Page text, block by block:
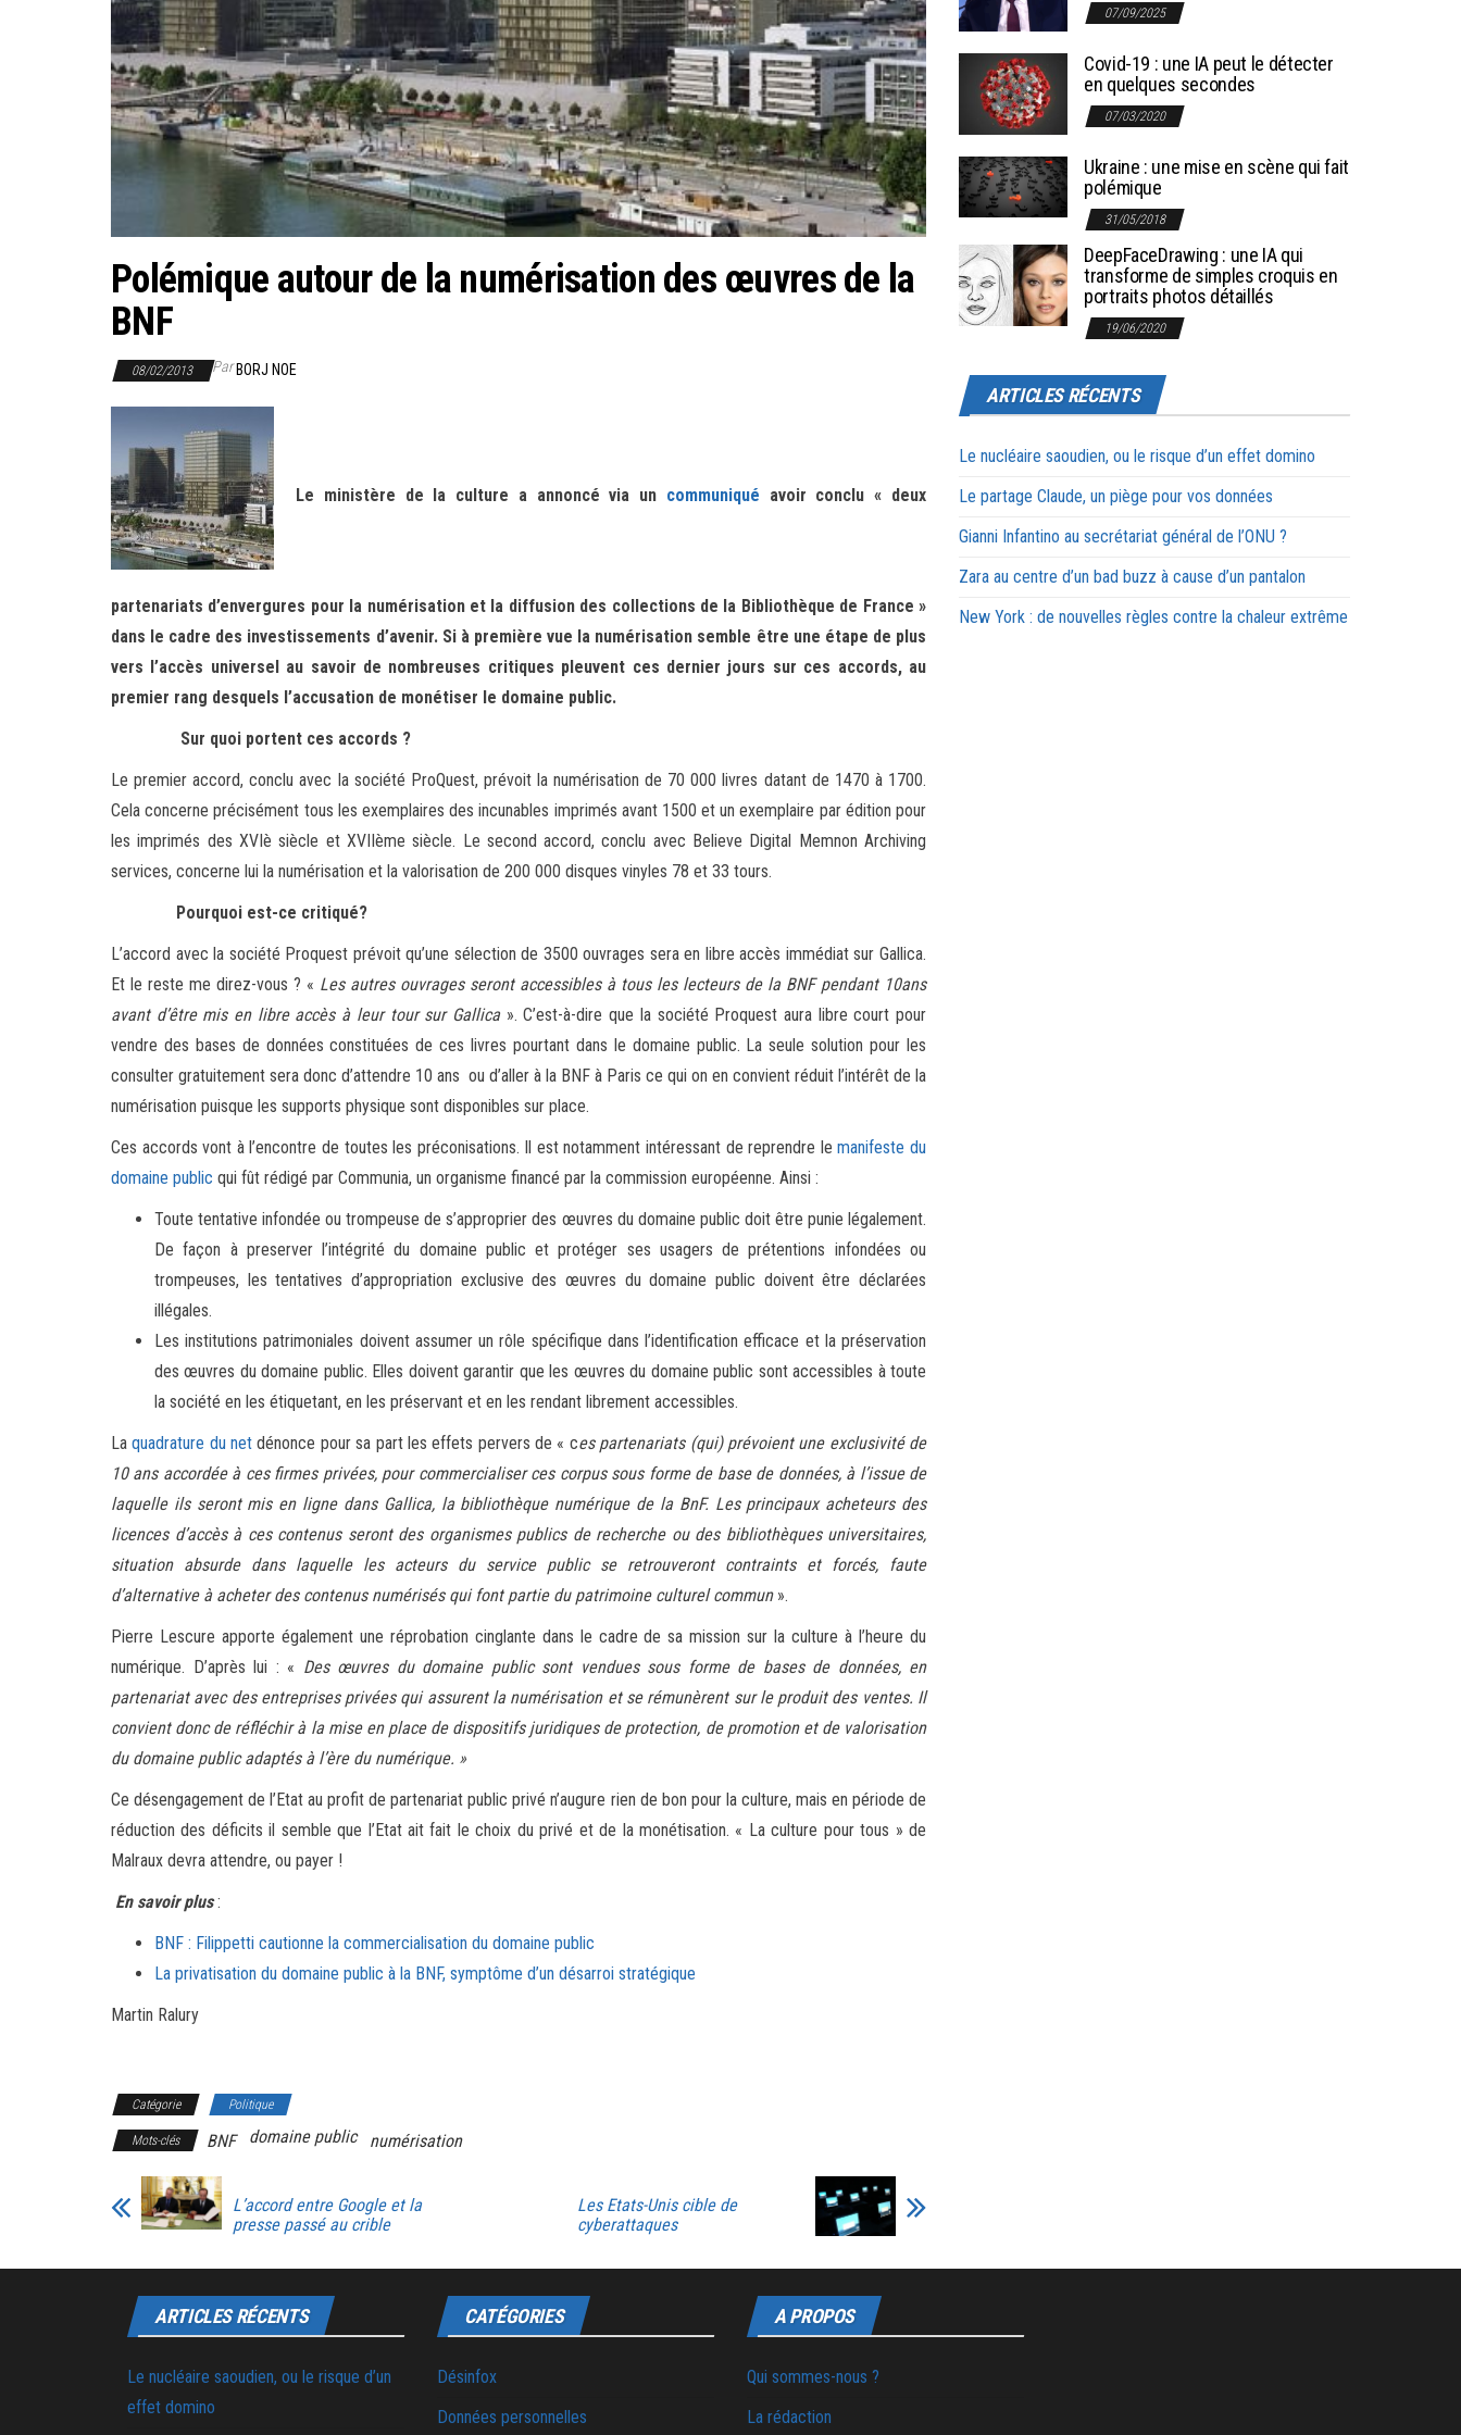
Polémique autour de la numérisation des œuvres de la
BNF
08/02/2013 ParBORJ NOE
Le ministère de la culture a annoncé via un communiqué avoir conclu « deux
partenariats d’envergures pour la numérisation et la diffusion des collections de la Bibliothèque de France »
dans le cadre des investissements d’avenir. Si à première vue la numérisation semble être une étape de plus
vers l’accès universel au savoir de nombreuses critiques pleuvent ces dernier jours sur ces accords, au
premier rang desquels l’accusation de monétiser le domaine public.
Sur quoi portent ces accords ?
Le premier accord, conclu avec la société ProQuest, prévoit la numérisation de 70 000 livres datant de 1470 à 1700.
Cela concerne précisément tous les exemplaires des incunables imprimés avant 1500 et un exemplaire par édition pour
les imprimés des XVIè siècle et XVIIème siècle. Le second accord, conclu avec Believe Digital Memnon Archiving
services, concerne lui la numérisation et la valorisation de 200 000 disques vinyles 78 et 33 tours.
Pourquoi est-ce critiqué?
L’accord avec la société Proquest prévoit qu’une sélection de 3500 ouvrages sera en libre accès immédiat sur Gallica.
Et le reste me direz-vous ? « Les autres ouvrages seront accessibles à tous les lecteurs de la BNF pendant 10ans
avant d’être mis en libre accès à leur tour sur Gallica». C’est-à-dire que la société Proquest aura libre court pour
vendre des bases de données constituées de ces livres pourtant dans le domaine public. La seule solution pour les
consulter gratuitement sera donc d’attendre 10 ans ou d’aller à la BNF à Paris ce qui on en convient réduit l’intérêt de la
numérisation puisque les supports physique sont disponibles sur place.
Ces accords vont à l’encontre de toutes les préconisations. Il est notamment intéressant de reprendre lemanifeste du
domaine public qui fût rédigé par Communia, un organisme financé par la commission européenne. Ainsi :
Toute tentative infondée ou trompeuse de s’approprier des œuvres du domaine public doit être punie légalement.
De façon à preserver l’intégrité du domaine public et protéger ses usagers de prétentions infondées ou
trompeuses, les tentatives d’appropriation exclusive des œuvres du domaine public doivent être déclarées
illégales.
Les institutions patrimoniales doivent assumer un rôle spécifique dans l’identification efficace et la préservation
des œuvres du domaine public. Elles doivent garantir que les œuvres du domaine public sont accessibles à toute
la société en les étiquetant, en les préservant et en les rendant librement accessibles.
Laquadrature du net dénonce pour sa part les effets pervers de « ces partenariats (qui) prévoient une exclusivité de
10 ans accordée à ces firmes privées, pour commercialiser ces corpus sous forme de base de données, à l’issue de
laquelle ils seront mis en ligne dans Gallica, la bibliothèque numérique de la BnF. Les principaux acheteurs des
licences d’accès à ces contenus seront des organismes publics de recherche ou des bibliothèques universitaires,
situation absurde dans laquelle les acteurs du service public se retrouveront contraints et forcés, faute
d’alternative à acheter des contenus numérisés qui font partie du patrimoine culturel commun».
Pierre Lescure apporte également une réprobation cinglante dans le cadre de sa mission sur la culture à l’heure du
numérique. D’après lui : « Des œuvres du domaine public sont vendues sous forme de bases de données, en
partenariat avec des entreprises privées qui assurent la numérisation et se rémunèrent sur le produit des ventes. Il
convient donc de réfléchir à la mise en place de dispositifs juridiques de protection, de promotion et de valorisation
du domaine public adaptés à l’ère du numérique. »
Ce désengagement de l’Etat au profit de partenariat public privé n’augure rien de bon pour la culture, mais en période de
réduction des déficits il semble que l’Etat ait fait le choix du privé et de la monétisation. « La culture pour tous » de
Malraux devra attendre, ou payer !
En savoir plus:
BNF : Filippetti cautionne la commercialisation du domaine public
La privatisation du domaine public à la BNF, symptôme d’un désarroi stratégique
Martin Ralury
Catégorie Politique
Mots-clés BNF domaine public numérisation
L’accord entre Google et la
presse passé au crible
Les Etats-Unis cible de
cyberattaques
07/09/2025
Covid-19 : une IA peut le détecter
en quelques secondes
07/03/2020
Ukraine : une mise en scène qui fait
polémique
31/05/2018
DeepFaceDrawing : une IA qui
transforme de simples croquis en
portraits photos détaillés
19/06/2020
ARTICLES RÉCENTS
Le nucléaire saoudien, ou le risque d’un effet domino
Le partage Claude, un piège pour vos données
Gianni Infantino au secrétariat général de l’ONU ?
Zara au centre d’un bad buzz à cause d’un pantalon
New York : de nouvelles règles contre la chaleur extrême
ARTICLES RÉCENTS
Le nucléaire saoudien, ou le risque d’un
effet domino
CATÉGORIES
Désinfox
Données personnelles
A PROPOS
Qui sommes-nous ?
La rédaction